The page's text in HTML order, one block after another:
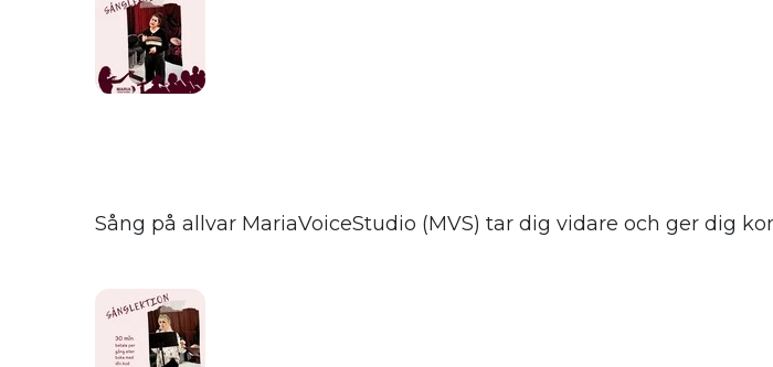
Sång på allvar MariaVoiceStudio (MVS) tar dig vidare och ger dig